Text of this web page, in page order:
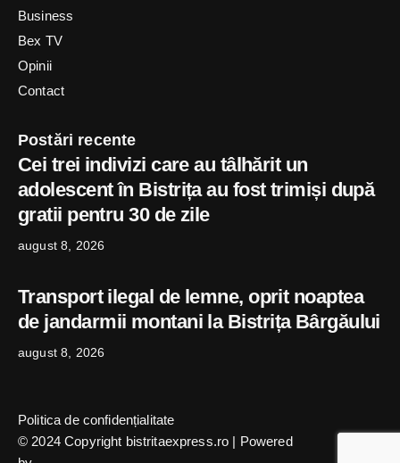
Business
Bex TV
Opinii
Contact
Postări recente
Cei trei indivizi care au tâlhărit un
adolescent în Bistrița au fost trimiși după
gratii pentru 30 de zile
august 8, 2026
Transport ilegal de lemne, oprit noaptea
de jandarmii montani la Bistrița Bârgăului
august 8, 2026
© 2024 Copyright bistritaexpress.ro | Powered
Politica de confidențialitate